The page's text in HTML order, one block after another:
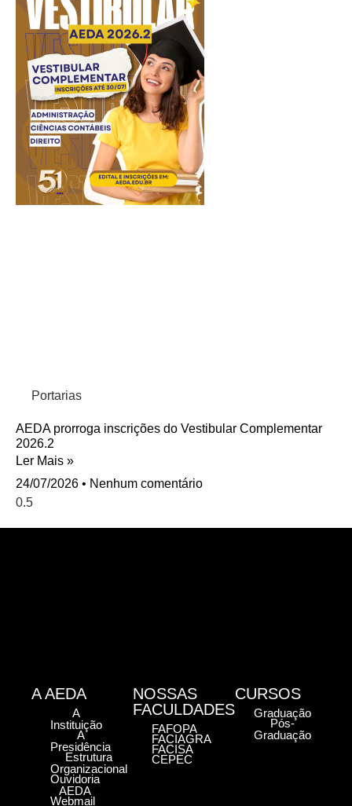
Portarias
AEDA prorroga inscrições do Vestibular Complementar
2026.2
Ler Mais »
24/07/2026
Nenhum comentário
A AEDA
A
Instituição
A
Presidência
Estrutura
Organizacional
Ouvidoria
AEDA
Webmail
NOSSAS
FACULDADES
FAFOPA
FACIAGRA
FACISA
CEPEC
CURSOS
Graduação
Pós-
Graduação